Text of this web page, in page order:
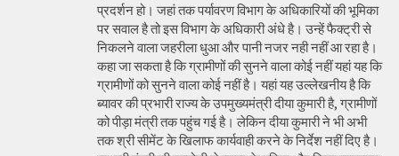
प्रदर्शन हो। जहां तक पर्यावरण विभाग के अधिकारियों की भूमिका
पर सवाल है तो इस विभाग के अधिकारी अंधे है। उन्हें फैक्ट्री से
निकलने वाला जहरीला धुआ और पानी नजर नही नहीं आ रहा है।
कहा जा सकता है कि ग्रामीणों की सुनने वाला कोई नहीं यहां यह कि
ग्रामीणों को सुनने वाला कोई नहीं है। यहां यह उल्लेखनीय है कि
ब्यावर की प्रभारी राज्य के उपमुख्यमंत्री दीया कुमारी है, ग्रामीणों
को पीड़ा मंत्री तक पहुंच गई है। लेकिन दीया कुमारी ने भी अभी
तक श्री सीमेंट के खिलाफ कार्यवाही करने के निर्देश नहीं दिए है।